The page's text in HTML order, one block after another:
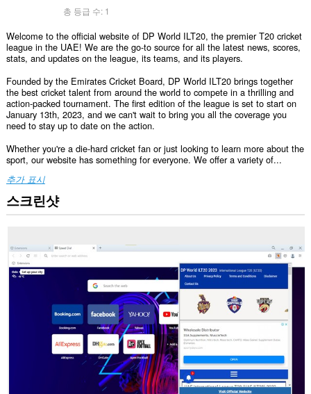
총 등급 수: 1
Welcome to the official website of DP World ILT20, the premier T20 cricket
league in the UAE! We are the go-to source for all the latest news, scores,
stats, and updates on the league, its teams, and its players.
Founded by the Emirates Cricket Board, DP World ILT20 brings together
the best cricket talent from around the world to compete in a thrilling and
action-packed tournament. The first edition of the league is set to start on
January 13th, 2023, and we can't wait to bring you all the coverage you
need to stay up to date on the action.
Whether you're a die-hard cricket fan or just looking to learn more about the
sport, our website has something for everyone. We offer a variety of...
추가 표시
스크린샷